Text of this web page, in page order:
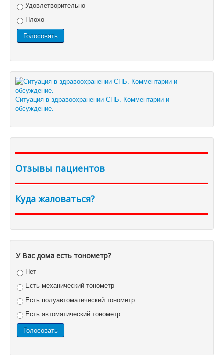
Удовлетворительно
Плохо
Ситуация в здравоохранении СПБ. Комментарии и
обсуждение.
Отзывы пациентов
Куда жаловаться?
У Вас дома есть тонометр?
Нет
Есть механический тонометр
Есть полуавтоматический тонометр
Есть автоматический тонометр